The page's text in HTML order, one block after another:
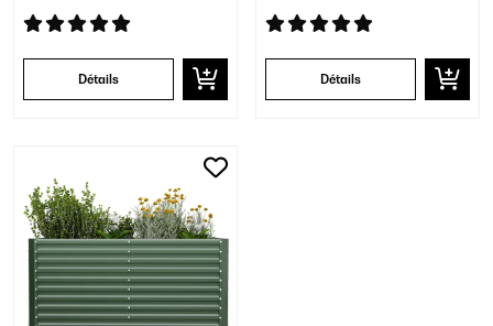
Détails Détails